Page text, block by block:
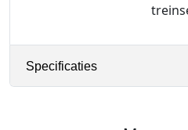
Specificaties